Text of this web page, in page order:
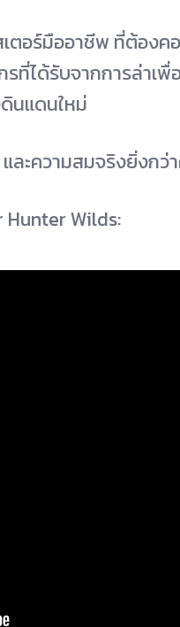
ตอร์มืออาชีพ ที่ต้อง
ที่ได้รับจากการล่าเ
นแดนใหม่
ความสมจริงยิ่งกว่
Wilds: